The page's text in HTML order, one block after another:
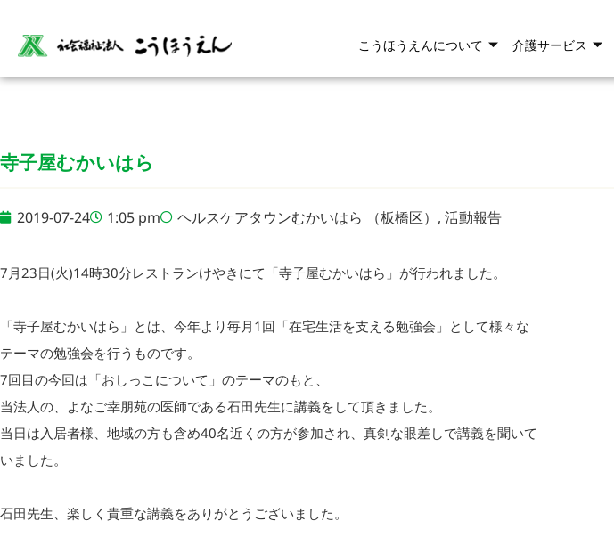
こうほうえんについて 介護サービス
寺子屋むかいはら
2019-07-24 1:05 pm ヘルスケアタウンむかいはら （板橋区） , 活動報告
7月23日(火)14時30分レストランけやきにて「寺子屋むかいはら」が行われました。
「寺子屋むかいはら」とは、今年より毎月1回「在宅生活を支える勉強会」として様々な
テーマの勉強会を行うものです。
7回目の今回は「おしっこについて」のテーマのもと、
当法人の、よなご幸朋苑の医師である石田先生に講義をして頂きました。
当日は入居者様、地域の方も含め40名近くの方が参加され、真剣な眼差しで講義を聞いて
いました。
石田先生、楽しく貴重な講義をありがとうございました。